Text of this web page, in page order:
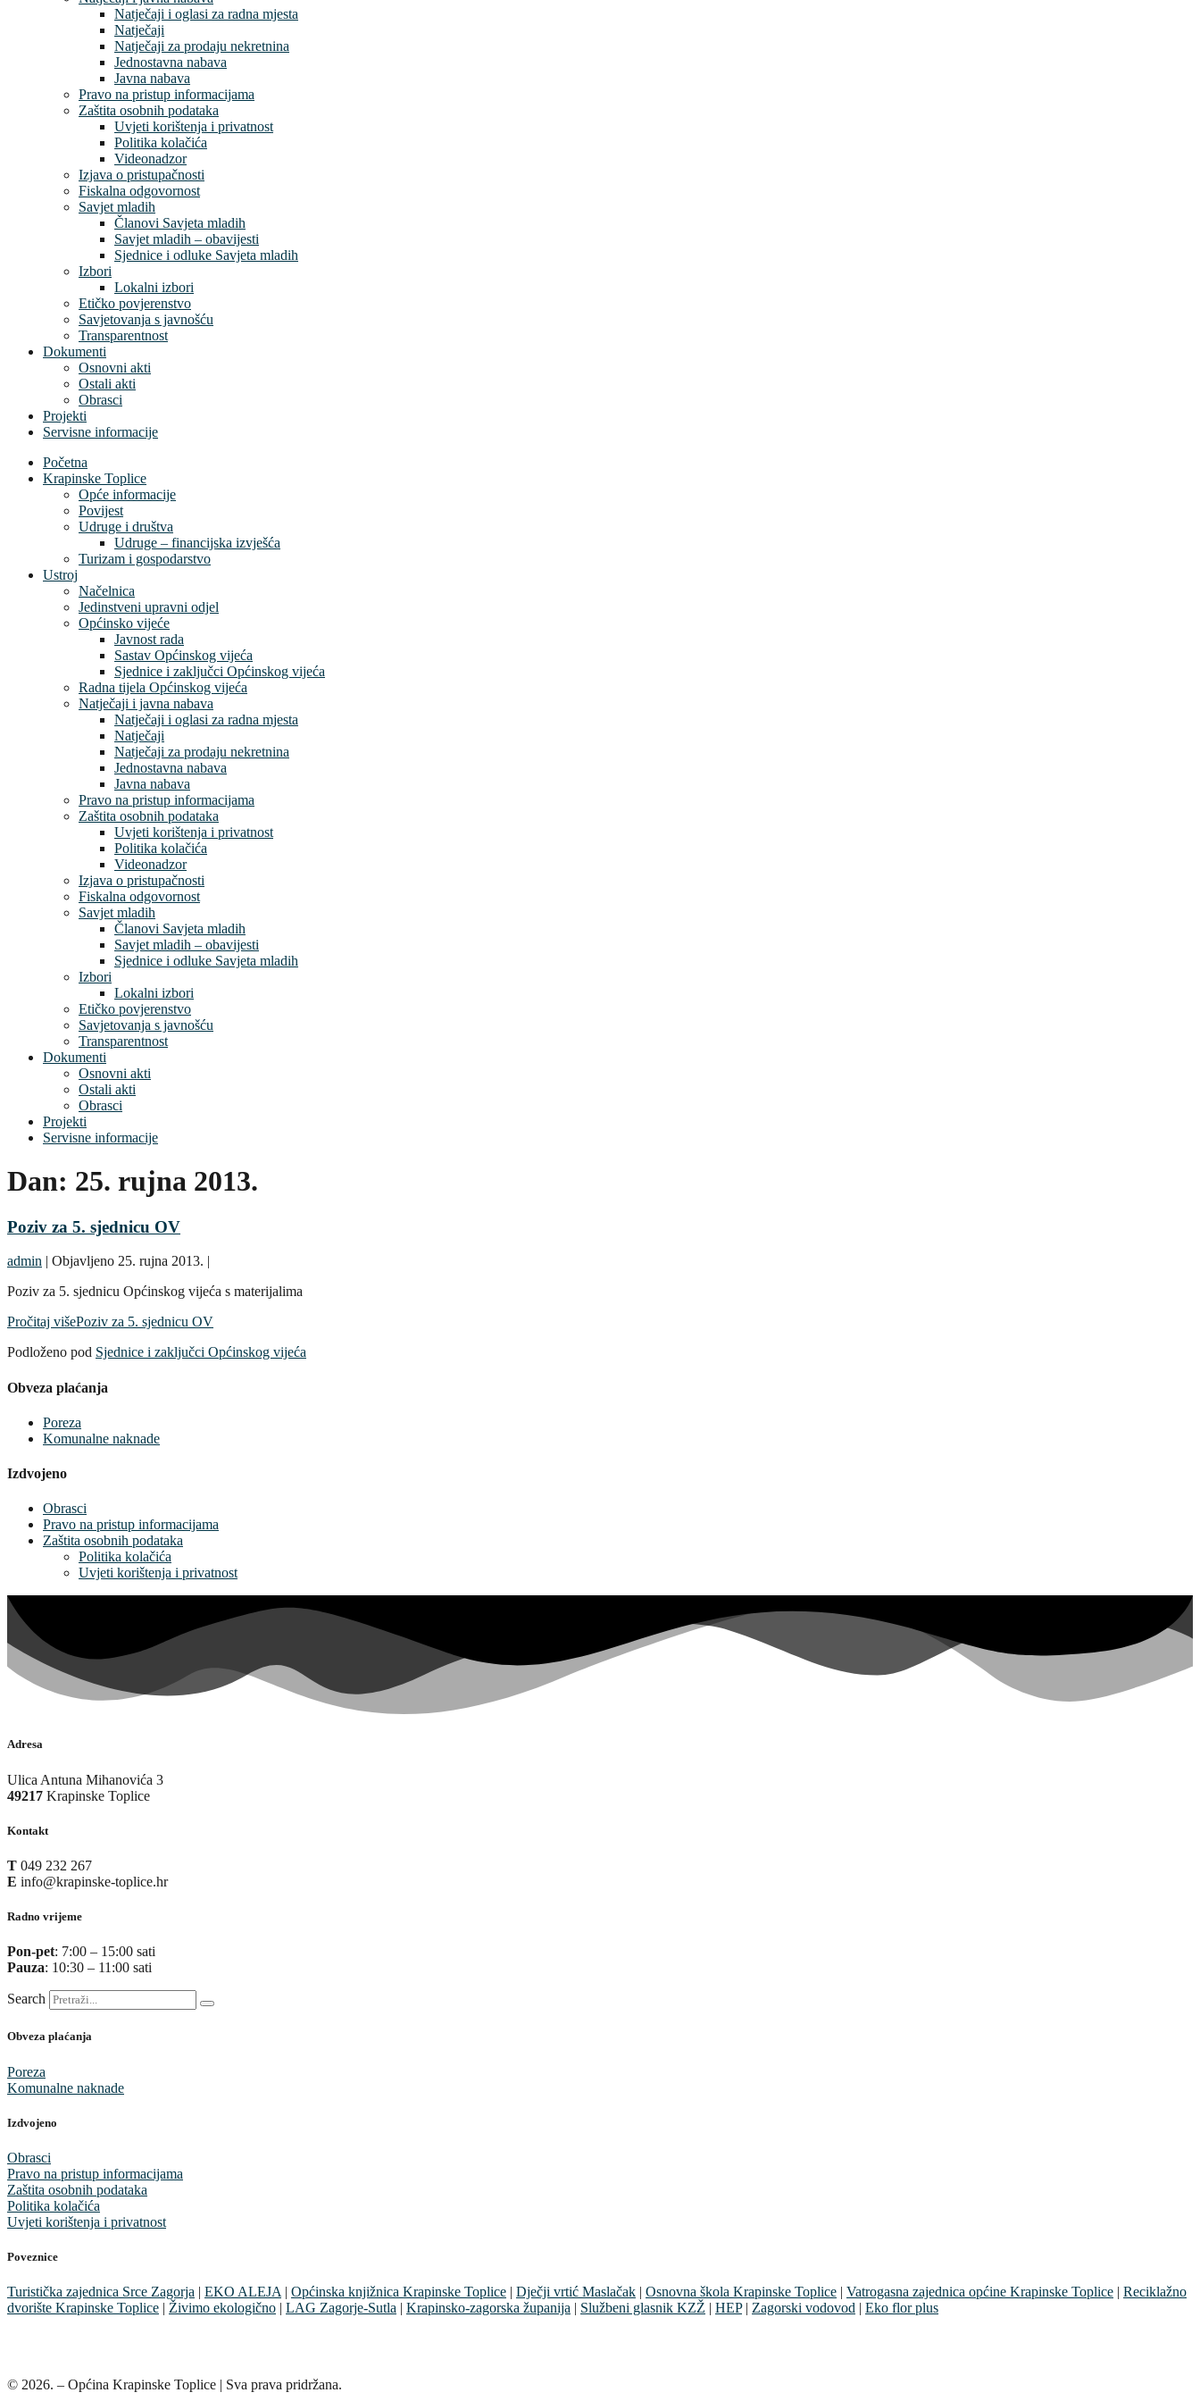
Natječaji i oglasi za radna mjesta
Natječaji
Natječaji za prodaju nekretnina
Jednostavna nabava
Javna nabava
Pravo na pristup informacijama
Zaštita osobnih podataka
Uvjeti korištenja i privatnost
Politika kolačića
Videonadzor
Izjava o pristupačnosti
Fiskalna odgovornost
Savjet mladih
Članovi Savjeta mladih
Savjet mladih – obavijesti
Sjednice i odluke Savjeta mladih
Izbori
Lokalni izbori
Etičko povjerenstvo
Savjetovanja s javnošću
Transparentnost
Dokumenti
Osnovni akti
Ostali akti
Obrasci
Projekti
Servisne informacije
Početna
Krapinske Toplice
Opće informacije
Povijest
Udruge i društva
Udruge – financijska izvješća
Turizam i gospodarstvo
Ustroj
Načelnica
Jedinstveni upravni odjel
Općinsko vijeće
Javnost rada
Sastav Općinskog vijeća
Sjednice i zaključci Općinskog vijeća
Radna tijela Općinskog vijeća
Natječaji i javna nabava
Natječaji i oglasi za radna mjesta
Natječaji
Natječaji za prodaju nekretnina
Jednostavna nabava
Javna nabava
Pravo na pristup informacijama
Zaštita osobnih podataka
Uvjeti korištenja i privatnost
Politika kolačića
Videonadzor
Izjava o pristupačnosti
Fiskalna odgovornost
Savjet mladih
Članovi Savjeta mladih
Savjet mladih – obavijesti
Sjednice i odluke Savjeta mladih
Izbori
Lokalni izbori
Etičko povjerenstvo
Savjetovanja s javnošću
Transparentnost
Dokumenti
Osnovni akti
Ostali akti
Obrasci
Projekti
Servisne informacije
Dan: 25. rujna 2013.
Poziv za 5. sjednicu OV
admin | Objavljeno 25. rujna 2013. |
Poziv za 5. sjednicu Općinskog vijeća s materijalima
Pročitaj višePoziv za 5. sjednicu OV
Podloženo pod Sjednice i zaključci Općinskog vijeća
Obveza plaćanja
Poreza
Komunalne naknade
Izdvojeno
Obrasci
Pravo na pristup informacijama
Zaštita osobnih podataka
Politika kolačića
Uvjeti korištenja i privatnost
Adresa
Ulica Antuna Mihanovića 3
49217 Krapinske Toplice
Kontakt
T 049 232 267
E info@krapinske-toplice.hr
Radno vrijeme
Pon-pet: 7:00 – 15:00 sati
Pauza: 10:30 – 11:00 sati
Search
Obveza plaćanja
Poreza
Komunalne naknade
Izdvojeno
Obrasci
Pravo na pristup informacijama
Zaštita osobnih podataka
Politika kolačića
Uvjeti korištenja i privatnost
Poveznice
Turistička zajednica Srce Zagorja | EKO ALEJA | Općinska knjižnica Krapinske Toplice | Dječji vrtić Maslačak | Osnovna škola Krapinske Toplice | Vatrogasna zajednica općine Krapinske Toplice | Reciklažno
dvorište Krapinske Toplice | Živimo ekologično | LAG Zagorje-Sutla | Krapinsko-zagorska županija | Službeni glasnik KZŽ | HEP| Zagorski vodovod | Eko flor plus
© 2026. – Općina Krapinske Toplice | Sva prava pridržana.